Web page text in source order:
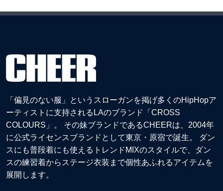
「偏見のない服」というスローガンを掲げ多くのHipHopア
ーティストに支持されるLAのブランド「CROSS
COLOURS」。 その妹ブランドであるCHEERは、2004年
に公式ライセンスブランドとして東京・原宿で誕生。 ダン
スにも普段着にも使えるトレンドMIXのスタイルで、ダン
スの練習着からステージ衣装まで個性あふれるアイテムを
展開します。